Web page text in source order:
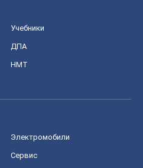
Учебники
ДПА
НМТ
Электромобили
Сервис